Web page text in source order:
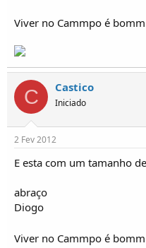
Viver no Cammpo é bomm
C Castico
Iniciado
2 Fev 2012
E esta com um tamanho
abraço
Diogo
Viver no Cammpo é bomm